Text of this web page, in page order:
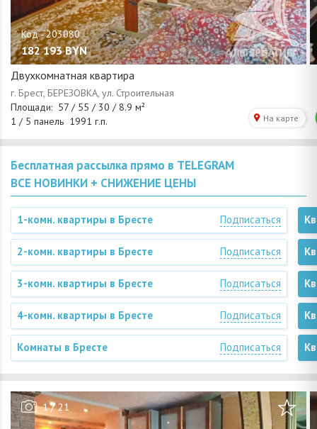
182 193 BYN
Двухкомнатная квартира
Бесплатная рассылка прямо в TELEGRAM
ВСЕ НОВИНКИ + СНИЖЕНИЕ ЦЕНЫ
1-комн. квартиры в Бресте Подписаться
2-комн. квартиры в Бресте Подписаться
3-комн. квартиры в Бресте Подписаться
4-комн. квартиры в Бресте Подписаться
Комнаты в Бресте Подписаться
1/21